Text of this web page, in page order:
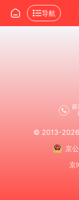
导航
咨
© 2013-2026
京
京